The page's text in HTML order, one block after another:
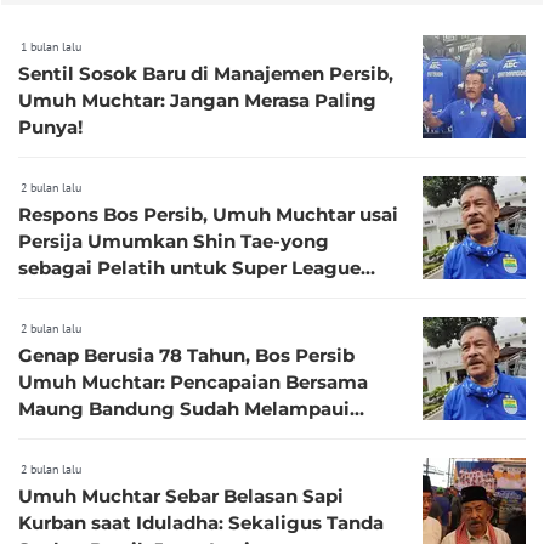
1 bulan lalu
Sentil Sosok Baru di Manajemen Persib,
Umuh Muchtar: Jangan Merasa Paling
Punya!
2 bulan lalu
Respons Bos Persib, Umuh Muchtar usai
Persija Umumkan Shin Tae-yong
sebagai Pelatih untuk Super League
2 bulan lalu
Genap Berusia 78 Tahun, Bos Persib
Umuh Muchtar: Pencapaian Bersama
Maung Bandung Sudah Melampaui
2 bulan lalu
Umuh Muchtar Sebar Belasan Sapi
Kurban saat Iduladha: Sekaligus Tanda